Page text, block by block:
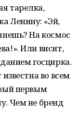
тарелка,
Ленину: «Эй,
На космос
Или висит,
госцирка.
во всем
первым
Чем не бренд